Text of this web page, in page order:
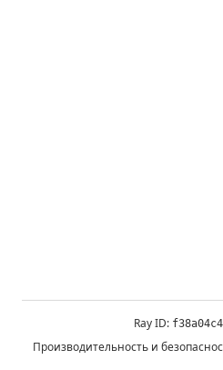
Ray ID:
Производительность и